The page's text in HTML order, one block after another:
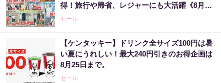
得！旅行や帰省、レジャーにも大活躍《8月13
日まで》
セール
【ケンタッキー】ドリンク全サイズ100円は暑
い夏にうれしい！最大240円引きのお得企画は
8月25日まで。
セール